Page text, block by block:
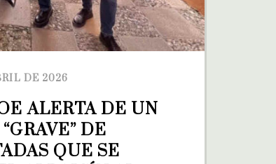
DE 2026
ALERTA DE UN
DE
QUE SE